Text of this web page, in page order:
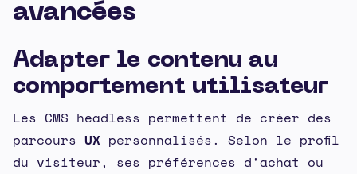
avancées
Adapter le contenu au
comportement utilisateur
Les CMS headless permettent de créer des
parcours UX personnalisés. Selon le profil
du visiteur, ses préférences d'achat ou